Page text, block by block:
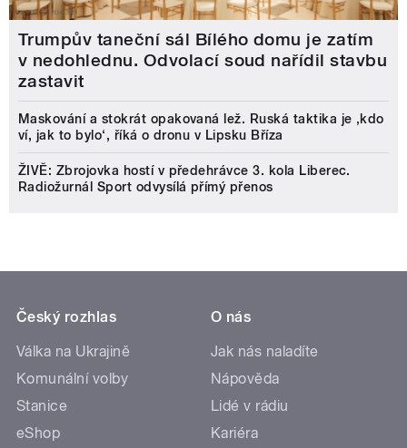
Trumpův taneční sál Bílého domu je zatím
v nedohlednu. Odvolací soud nařídil stavbu
zastavit
Maskování a stokrát opakovaná lež. Ruská taktika je ‚kdo
ví, jak to bylo‘, říká o dronu v Lipsku Bříza
ŽIVĚ: Zbrojovka hostí v předehrávce 3. kola Liberec.
Radiožurnál Sport odvysílá přímý přenos
Český rozhlas
Válka na Ukrajině
Komunální volby
Stanice
eShop
O nás
Jak nás naladíte
Nápověda
Lidé v rádiu
Kariéra